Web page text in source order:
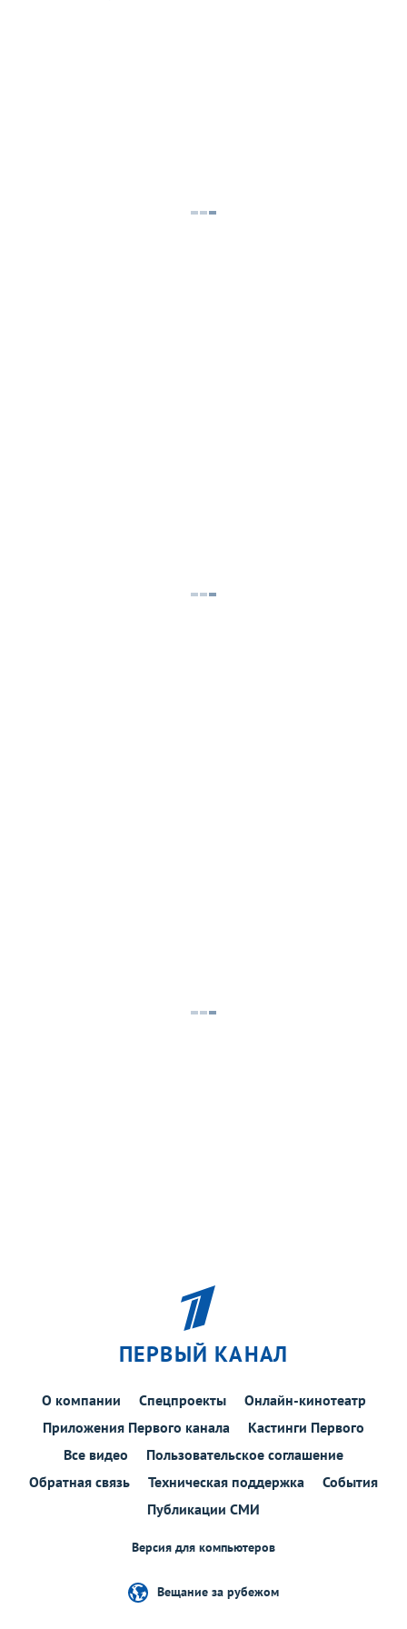
ПЕРВЫЙ КАНАЛ
О компании Спецпроекты
Онлайн-кинотеатр
Приложения Первого канала
Кастинги Первого
Все видео
Пользовательское соглашение
Обратная связь
Техническая поддержка
События
Публикации СМИ
Версия для компьютеров
Вещание за рубежом